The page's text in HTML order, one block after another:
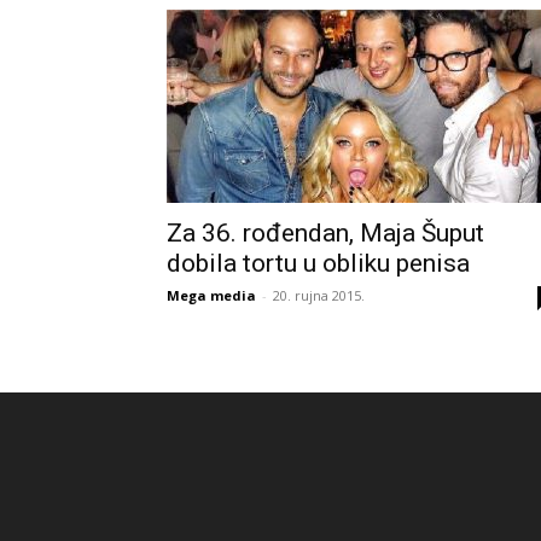
Za 36. rođendan, Maja Šuput
dobila tortu u obliku penisa
Mega media - 20. rujna 2015.